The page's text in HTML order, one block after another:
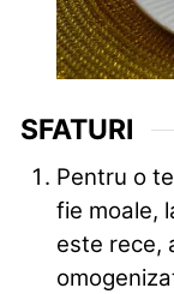
SFATURI
Pentru o
fie moale,
este rece,